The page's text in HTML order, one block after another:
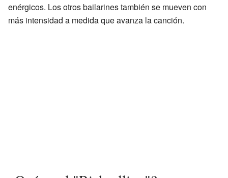
enérgicos. Los otros bailarines también se mueven con
más intensidad a medida que avanza la canción.